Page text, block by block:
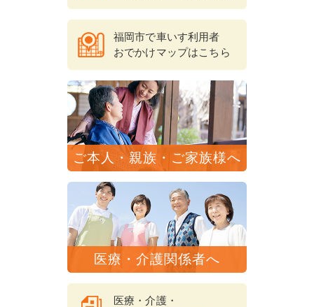
福岡市で車いす利用者
おでかけマップはこちら
ご本人・親族・ご家族様へ
医療・介護関係者へ
医療・介護・